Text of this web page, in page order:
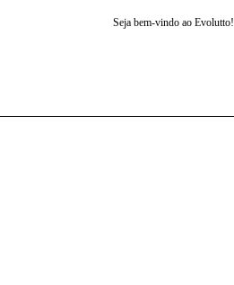
Seja bem-vindo ao Evolutto!